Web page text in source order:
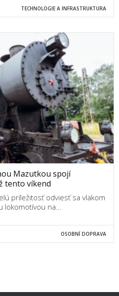
TECHNOLOGIE A INFRASTRUKTURA
Mazutkou spojí
tento víkend
príležitosť odviesť sa vlakom
na…
OSOBNÍ DOPRAVA